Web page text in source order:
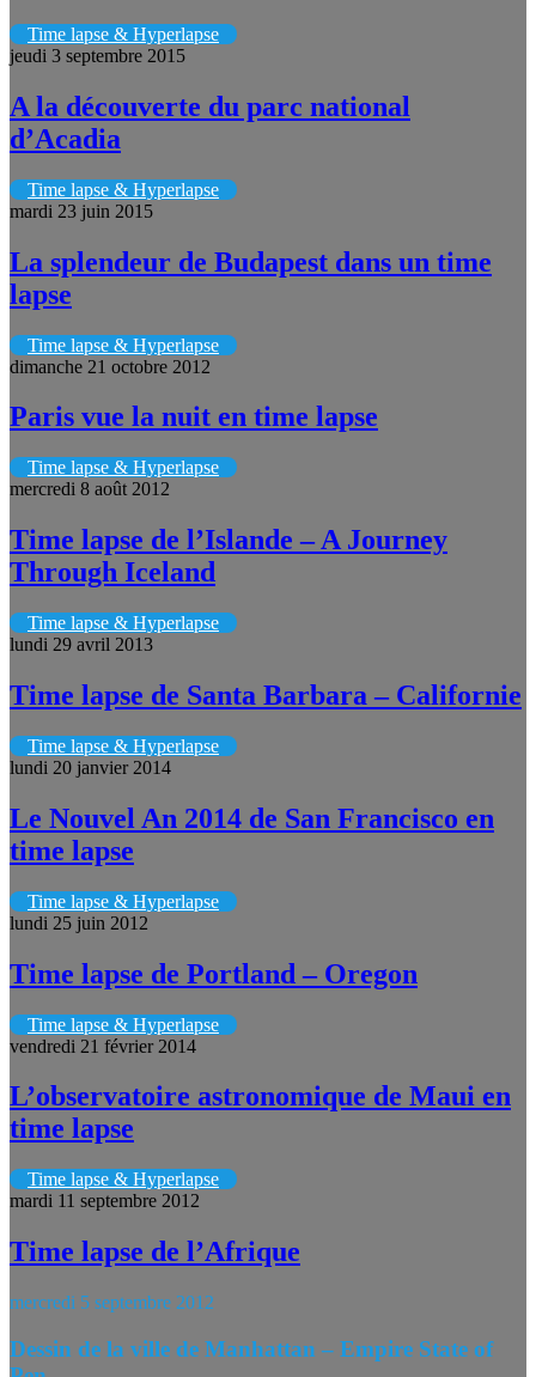
Time lapse & Hyperlapse
jeudi 3 septembre 2015
A la découverte du parc national
d’Acadia
Time lapse & Hyperlapse
mardi 23 juin 2015
La splendeur de Budapest dans un time
lapse
Time lapse & Hyperlapse
dimanche 21 octobre 2012
Paris vue la nuit en time lapse
Time lapse & Hyperlapse
mercredi 8 août 2012
Time lapse de l’Islande – A Journey
Through Iceland
Time lapse & Hyperlapse
lundi 29 avril 2013
Time lapse de Santa Barbara – Californie
Time lapse & Hyperlapse
lundi 20 janvier 2014
Le Nouvel An 2014 de San Francisco en
time lapse
Time lapse & Hyperlapse
lundi 25 juin 2012
Time lapse de Portland – Oregon
Time lapse & Hyperlapse
vendredi 21 février 2014
L’observatoire astronomique de Maui en
time lapse
Time lapse & Hyperlapse
mardi 11 septembre 2012
Time lapse de l’Afrique
mercredi 5 septembre 2012
Dessin de la ville de Manhattan – Empire State of